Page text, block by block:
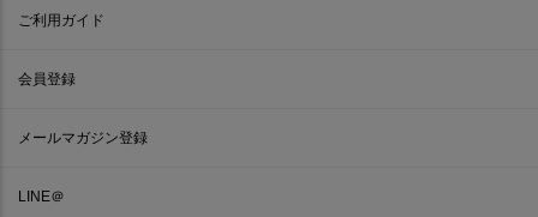
ご利用ガイド
会員登録
メールマガジン登録
LINE＠